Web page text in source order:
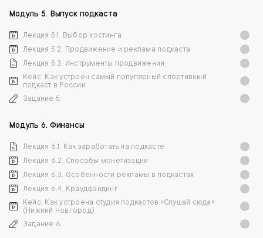
Модуль 5. Выпуск подкаста
Лекция 5.1. Выбор хостинга
Лекция 5.2. Продвижение и реклама подкаста
Лекция 5.3. Инструменты продвижения
Кейс: Как устроен самый популярный спортивный
подкаст в России
Задание 5.
Модуль 6. Финансы
Лекция 6.1. Как заработать на подкасте
Лекция 6.2. Способы монетизации
Лекция 6.3. Особенности рекламы в подкастах
Лекция 6.4. Краудфандинг
Кейс: Как устроена студия подкастов «Слушай сюда»
(Нижний Новгород)
Задание 6.